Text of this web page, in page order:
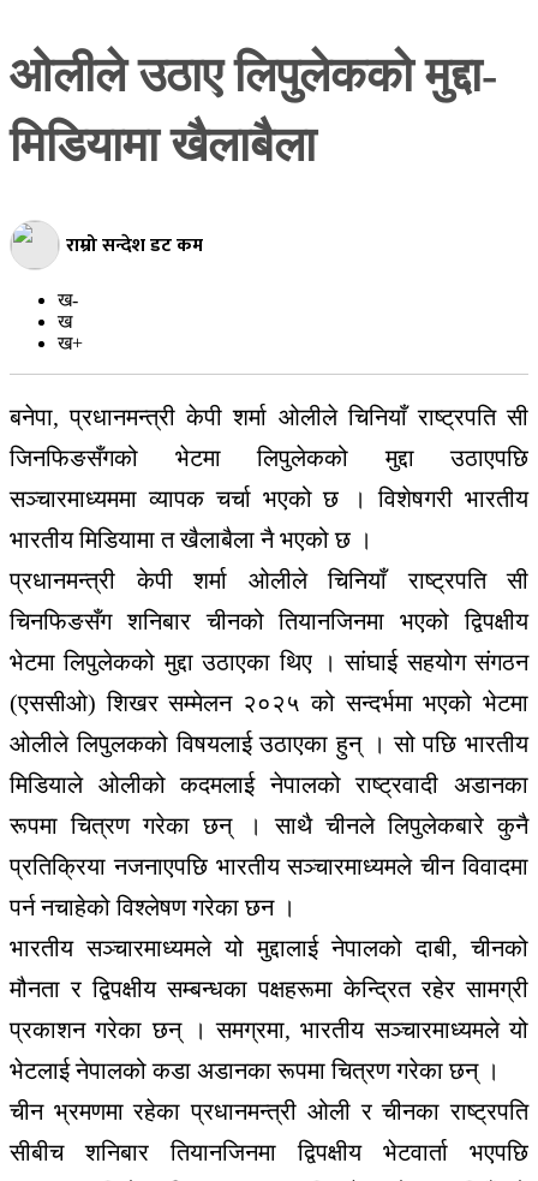
अन्य
बिज्ञान-
शिक्षा
भिडियो
ग्यालरी
ओलीले उठाए लिपुलेकको मुद्दा-
मिडियामा खैलाबैला
राम्रो सन्देश डट कम
ख-
ख
ख+
बनेपा, प्रधानमन्त्री केपी शर्मा ओलीले चिनियाँ राष्ट्रपति सी
जिनफिङसँगको भेटमा लिपुलेकको मुद्दा उठाएपछि
सञ्चारमाध्यममा व्यापक चर्चा भएको छ । विशेषगरी भारतीय
भारतीय मिडियामा त खैलाबैला नै भएको छ ।
प्रधानमन्त्री केपी शर्मा ओलीले चिनियाँ राष्ट्रपति सी
चिनफिङसँग शनिबार चीनको तियानजिनमा भएको द्विपक्षीय
भेटमा लिपुलेकको मुद्दा उठाएका थिए । सांघाई सहयोग संगठन
(एससीओ) शिखर सम्मेलन २०२५ को सन्दर्भमा भएको भेटमा
ओलीले लिपुलकको विषयलाई उठाएका हुन् । सो पछि भारतीय
मिडियाले ओलीको कदमलाई नेपालको राष्ट्रवादी अडानका
रूपमा चित्रण गरेका छन् । साथै चीनले लिपुलेकबारे कुनै
प्रतिक्रिया नजनाएपछि भारतीय सञ्चारमाध्यमले चीन विवादमा
पर्न नचाहेको विश्लेषण गरेका छन ।
भारतीय सञ्चारमाध्यमले यो मुद्दालाई नेपालको दाबी, चीनको
मौनता र द्विपक्षीय सम्बन्धका पक्षहरूमा केन्द्रित रहेर सामग्री
प्रकाशन गरेका छन् । समग्रमा, भारतीय सञ्चारमाध्यमले यो
भेटलाई नेपालको कडा अडानका रूपमा चित्रण गरेका छन् ।
चीन भ्रमणमा रहेका प्रधानमन्त्री ओली र चीनका राष्ट्रपति
सीबीच शनिबार तियानजिनमा द्विपक्षीय भेटवार्ता भएपछि